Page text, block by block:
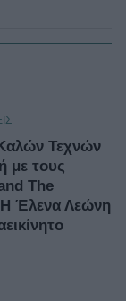
Τεχνών
με τους
The
Έλενα Λεώνη